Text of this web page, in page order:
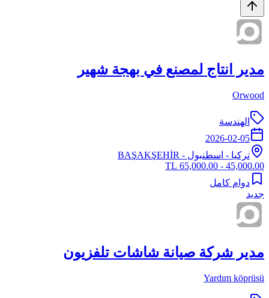
مدير انتاج لمصنع في بهجة شهير
Orwood
الهندسة
2026-02-05
تركيا - اسطنبول - BAŞAKŞEHİR
45,000.00 - 65,000.00 TL
دوام كامل
جديد
مدير شركة صيانة شاشات تلفزيون
Yardım köprüsü